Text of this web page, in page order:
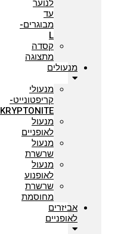
לנוער
עד
מבוגרים-
L
קסדה
מתצוגה
מנעולים
מנעולי
קריפטונייט-
KRYPTONITE
מנעול
לאופניים
מנעול
שרשרת
מנעול
לאופנוע
שרשרת
מחוסמת
אביזרים
לאופניים